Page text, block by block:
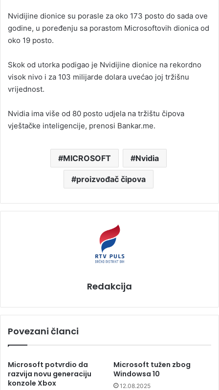
Nvidijine dionice su porasle za oko 173 posto do sada ove
godine, u poređenju sa porastom Microsoftovih dionica od
oko 19 posto.
Skok od utorka podigao je Nvidijine dionice na rekordno
visok nivo i za 103 milijarde dolara uvećao joj tržišnu
vrijednost.
Nvidia ima više od 80 posto udjela na tržištu čipova
vještačke inteligencije, prenosi Bankar.me.
MICROSOFT Nvidia
proizvođač čipova
Redakcija
Povezani članci
Microsoft potvrdio da
razvija novu generaciju
konzole Xbox
Microsoft tužen zbog
Windowsa 10
12.08.2025